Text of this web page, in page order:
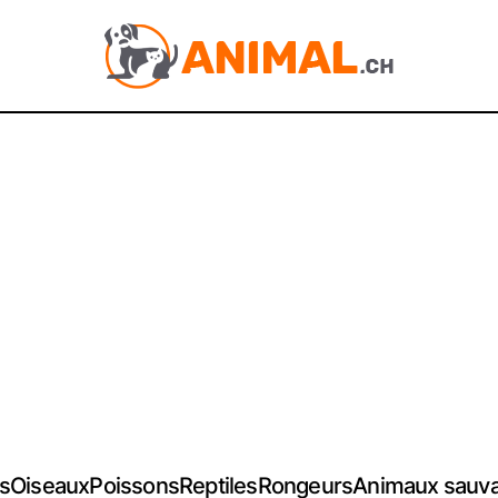
OiseauxPoissonsReptilesRongeursAnimaux